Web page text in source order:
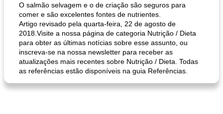
O salmão selvagem e o de criação são seguros para
comer e são excelentes fontes de nutrientes.
Artigo revisado pela quarta-feira, 22 de agosto de
2018.Visite a nossa página de categoria Nutrição / Dieta
para obter as últimas notícias sobre esse assunto, ou
inscreva-se na nossa newsletter para receber as
atualizações mais recentes sobre Nutrição / Dieta. Todas
as referências estão disponíveis na guia Referências.